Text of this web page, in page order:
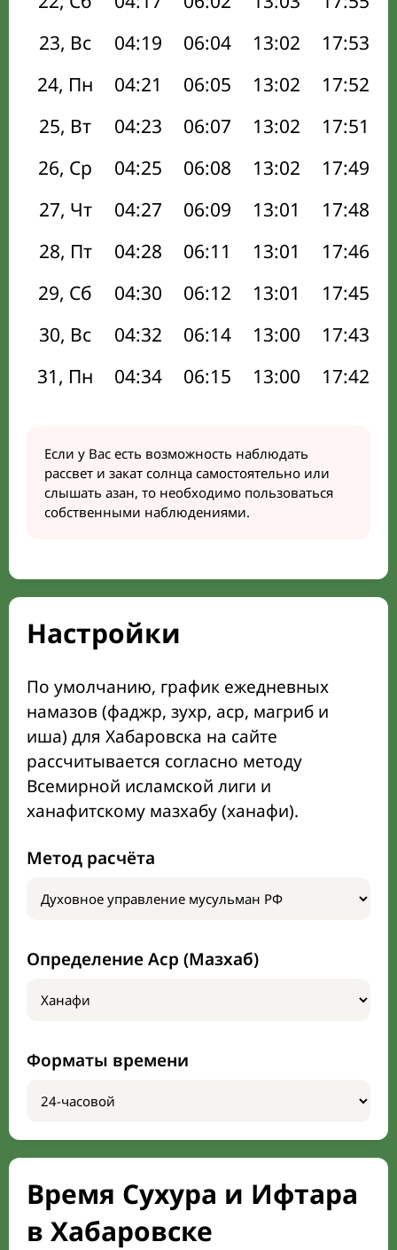
23, Вс
04:19 06:04 13:02 17:53
24, Пн
04:21 06:05 13:02 17:52
25, Вт
04:23 06:07 13:02 17:51
26, Ср
04:25 06:08 13:02 17:49
27, Чт
04:27 06:09 13:01 17:48
28, Пт
04:28 06:11 13:01 17:46
29, Сб
04:30 06:12 13:01 17:45
30, Вс
04:32 06:14 13:00 17:43
31, Пн
04:34 06:15 13:00 17:42
Если у Вас есть возможность наблюдать
рассвет и закат солнца самостоятельно или
слышать азан, то необходимо пользоваться
собственными наблюдениями.
Настройки
По умолчанию, график ежедневных
намазов (фаджр, зухр, аср, магриб и
иша) для Хабаровска на сайте
рассчитывается согласно методу
Всемирной исламской лиги и
ханафитскому мазхабу (ханафи).
Метод расчёта
Определение Аср (Мазхаб)
Форматы времени
Время Сухура и Ифтара
в Хабаровске